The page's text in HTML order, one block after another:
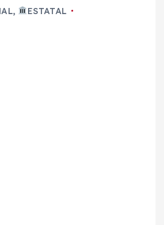
, ESTATAL